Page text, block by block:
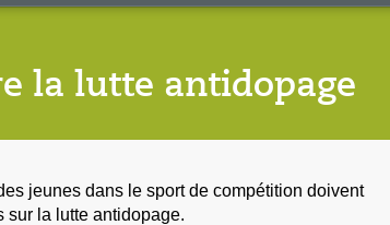
la lutte antidopage
jeunes dans le sport de compétition doivent
sur la lutte antidopage.